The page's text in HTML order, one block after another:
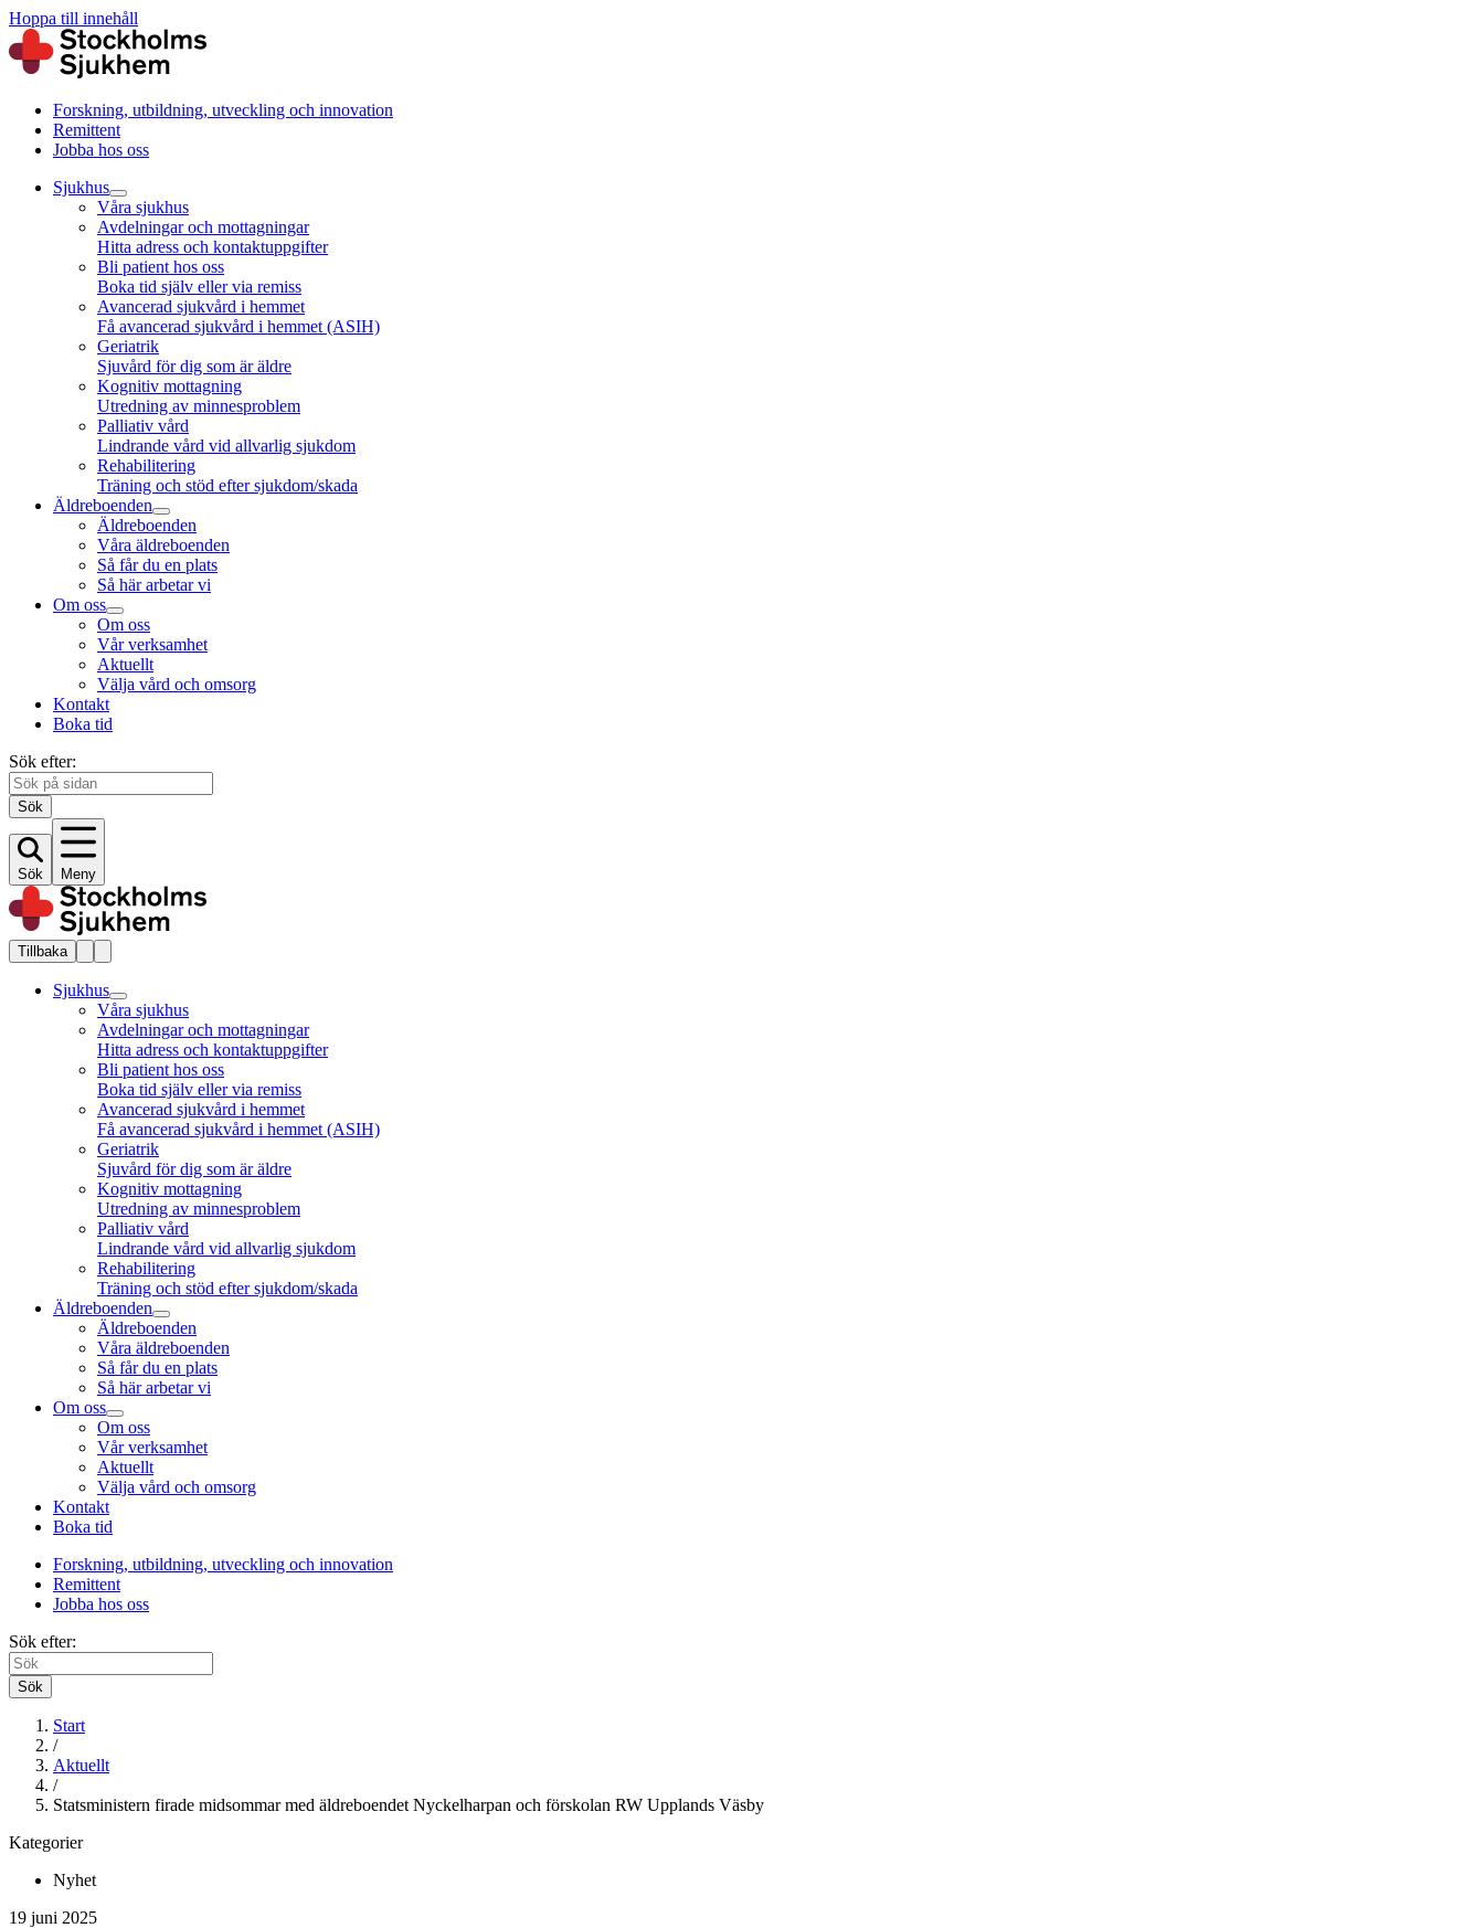
Hoppa till innehåll
Forskning, utbildning, utveckling och innovation
Remittent
Jobba hos oss
Sjukhus
Våra sjukhus
Avdelningar och mottagningar
Hitta adress och kontaktuppgifter
Bli patient hos oss
Boka tid själv eller via remiss
Avancerad sjukvård i hemmet
Få avancerad sjukvård i hemmet (ASIH)
Geriatrik
Sjuvård för dig som är äldre
Kognitiv mottagning
Utredning av minnesproblem
Palliativ vård
Lindrande vård vid allvarlig sjukdom
Rehabilitering
Träning och stöd efter sjukdom/skada
Äldreboenden
Äldreboenden
Våra äldreboenden
Så får du en plats
Så här arbetar vi
Om oss
Om oss
Vår verksamhet
Aktuellt
Välja vård och omsorg
Kontakt
Boka tid
Sök efter:
Sök
Sök Meny
Tillbaka
Sjukhus
Våra sjukhus
Avdelningar och mottagningar
Hitta adress och kontaktuppgifter
Bli patient hos oss
Boka tid själv eller via remiss
Avancerad sjukvård i hemmet
Få avancerad sjukvård i hemmet (ASIH)
Geriatrik
Sjuvård för dig som är äldre
Kognitiv mottagning
Utredning av minnesproblem
Palliativ vård
Lindrande vård vid allvarlig sjukdom
Rehabilitering
Träning och stöd efter sjukdom/skada
Äldreboenden
Äldreboenden
Våra äldreboenden
Så får du en plats
Så här arbetar vi
Om oss
Om oss
Vår verksamhet
Aktuellt
Välja vård och omsorg
Kontakt
Boka tid
Forskning, utbildning, utveckling och innovation
Remittent
Jobba hos oss
Sök efter:
Sök
Start
/
Aktuellt
/
Statsministern firade midsommar med äldreboendet Nyckelharpan och förskolan RW Upplands Väsby
Kategorier
Nyhet
19 juni 2025